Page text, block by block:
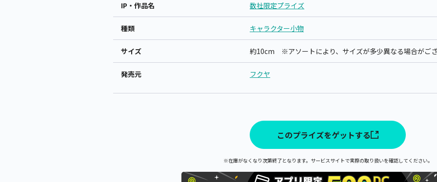
IP・作品名 数社限定プライズ
種類 キャラクター小物
サイズ 約10cm ※アソートにより、サイズが多少異なる場合がござ
発売元 フクヤ
このプライズをゲットする
※在庫がなくなり次第終了となります。サービスサイトで実際の取り扱いを確認してください。